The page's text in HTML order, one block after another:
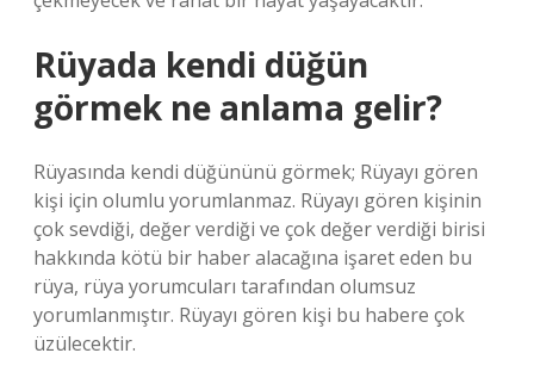
Rüyada kendi düğün
görmek ne anlama gelir?
Rüyasında kendi düğününü görmek; Rüyayı gören
kişi için olumlu yorumlanmaz. Rüyayı gören kişinin
çok sevdiği, değer verdiği ve çok değer verdiği birisi
hakkında kötü bir haber alacağına işaret eden bu
rüya, rüya yorumcuları tarafından olumsuz
yorumlanmıştır. Rüyayı gören kişi bu habere çok
üzülecektir.